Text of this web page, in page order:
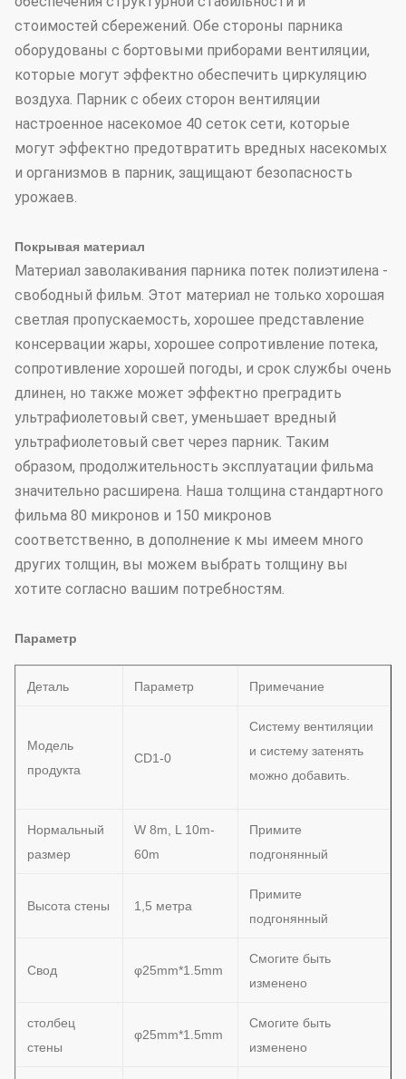
стоимостей сбережений. Обе стороны парника
оборудованы с бортовыми приборами вентиляции,
которые могут эффектно обеспечить циркуляцию
воздуха. Парник с обеих сторон вентиляции
настроенное насекомое 40 сеток сети, которые
могут эффектно предотвратить вредных насекомых
и организмов в парник, защищают безопасность
урожаев.
Покрывая материал
Материал заволакивания парника потек полиэтилена -
свободный фильм. Этот материал не только хорошая
светлая пропускаемость, хорошее представление
консервации жары, хорошее сопротивление потека,
сопротивление хорошей погоды, и срок службы очень
длинен, но также может эффектно преградить
ультрафиолетовый свет, уменьшает вредный
ультрафиолетовый свет через парник. Таким
образом, продолжительность эксплуатации фильма
значительно расширена. Наша толщина стандартного
фильма 80 микронов и 150 микронов
соответственно, в дополнение к мы имеем много
других толщин, вы можем выбрать толщину вы
хотите согласно вашим потребностям.
Параметр
Деталь Параметр Примечание
Модель
продукта
CD1-0
Систему вентиляции
и систему затенять
можно добавить.
Нормальный
размер
W 8m, L 10m-
60m
Примите
подгонянный
Высота стены 1,5 метра
Примите
подгонянный
Свод φ25mm*1.5mm
Смогите быть
изменено
столбец
стены
φ25mm*1.5mm
Смогите быть
изменено